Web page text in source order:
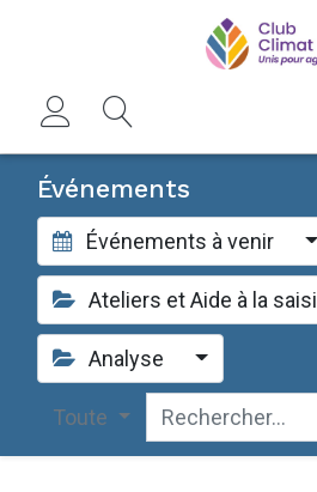
Événements
Événements à venir
Ateliers et Aide à la
Analyse
Toute